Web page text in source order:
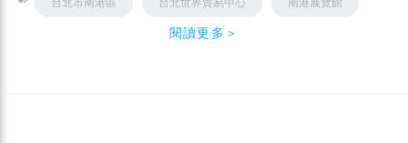
台北市南港區 台北世界貿易中心 南港展覽館
閱讀更多＞